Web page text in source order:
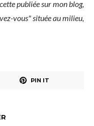
publiée sur mon blog,
vous" située au milieu,
PIN IT